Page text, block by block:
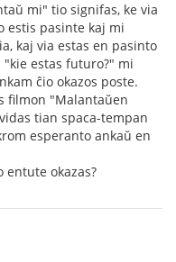
mi" tio signifas, ke via
estis pasinte kaj mi
kaj via estas en pasinto
estas futuro?" mi
ĉio okazos poste.
filmon "Malantaŭen
tian spaca-tempan
esperanto ankaŭ en
entute okazas?